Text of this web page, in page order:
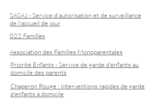
SASAJ - Service d'autorisation et de surveillance
de l'accueil de jour
022 Familles
Association des Familles Monoparentales
Priorité Enfants - Service de garde d'enfants au
domicile des parents
Chaperon Rouge : interventions rapides de garde
d'enfants à domicile